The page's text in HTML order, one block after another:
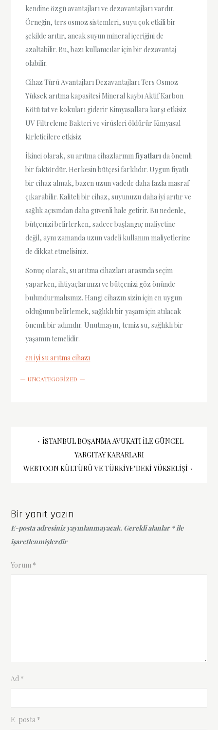
kendine özgü avantajları ve dezavantajları vardır.
Örneğin, ters osmoz sistemleri, suyu çok etkili bir
şekilde arıtır, ancak suyun mineral içeriğini de
azaltabilir. Bu, bazı kullanıcılar için bir dezavantaj
olabilir.
Cihaz Türü Avantajları Dezavantajları Ters Osmoz
Yüksek arıtma kapasitesi Mineral kaybı Aktif Karbon
Kötü tat ve kokuları giderir Kimyasallara karşı etkisiz
UV Filtreleme Bakteri ve virüsleri öldürür Kimyasal
kirleticilere etkisiz
İkinci olarak, su arıtma cihazlarınınfiyatlarıda önemli
bir faktördür. Herkesin bütçesi farklıdır. Uygun fiyatlı
bir cihaz almak, bazen uzun vadede daha fazla masraf
çıkarabilir. Kaliteli bir cihaz, suyunuzu daha iyi arıtır ve
sağlık açısından daha güvenli hale getirir. Bu nedenle,
bütçenizi belirlerken, sadece başlangıç maliyetine
değil, aynı zamanda uzun vadeli kullanım maliyetlerine
de dikkat etmelisiniz.
Sonuç olarak, su arıtma cihazları arasında seçim
yaparken, ihtiyaçlarınızı ve bütçenizi göz önünde
bulundurmalısınız. Hangi cihazın sizin için en uygun
olduğunu belirlemek, sağlıklı bir yaşam için atılacak
önemli bir adımdır. Unutmayın, temiz su, sağlıklı bir
yaşamın temelidir.
en iyi su arıtma cihazı
UNCATEGORIZED
Yazı
gezinmesi
İSTANBUL BOŞANMA AVUKATI ILE GÜNCEL
YARGITAY KARARLARI
WEBTOON KÜLTÜRÜ VE TÜRKIYE’DEKI YÜKSELIŞI
Bir yanıt yazın
E-posta adresiniz yayınlanmayacak. Gerekli alanlar *ile
işaretlenmişlerdir
Yorum *
Ad *
E-posta *